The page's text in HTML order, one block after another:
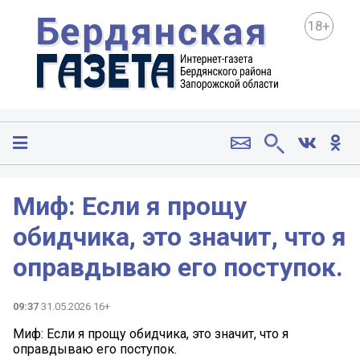
18+
Миф: Если я прощу
обидчика, это значит, что я
оправдываю его поступок.
09:37 31.05.2026 16+
Миф: Если я прощу обидчика, это значит, что я
оправдываю его поступок.